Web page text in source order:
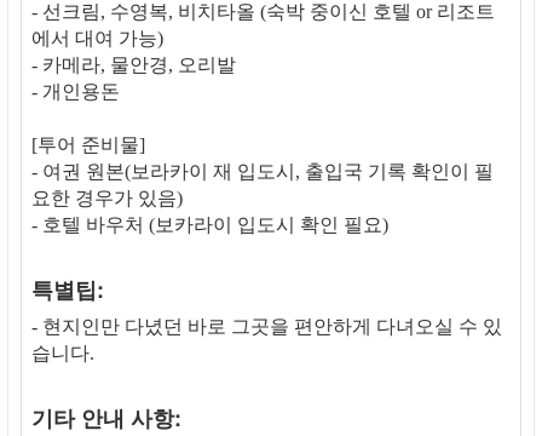
- 선크림, 수영복, 비치타올 (숙박 중이신 호텔 or 리조트
에서 대여 가능)
- 카메라, 물안경, 오리발
- 개인용돈
[투어 준비물]
- 여권 원본(보라카이 재 입도시, 출입국 기록 확인이 필
요한 경우가 있음)
- 호텔 바우처 (보카라이 입도시 확인 필요)
특별팁:
- 현지인만 다녔던 바로 그곳을 편안하게 다녀오실 수 있
습니다.
기타 안내 사항: